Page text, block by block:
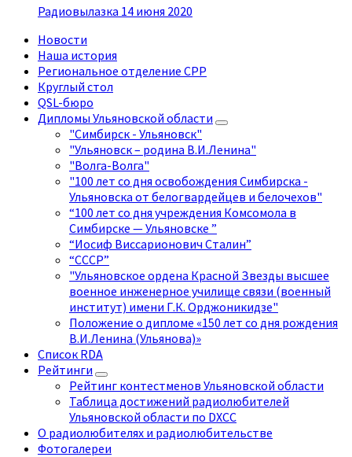
Радиовылазка 14 июня 2020
Новости
Наша история
Региональное отделение СРР
Круглый стол
QSL-бюро
Дипломы Ульяновской области
"Симбирск - Ульяновск"
"Ульяновск – родина В.И.Ленина"
"Волга-Волга"
"100 лет со дня освобождения Симбирска -
Ульяновска от белогвардейцев и белочехов"
“100 лет со дня учреждения Комсомола в
Симбирске — Ульяновске ”
“Иосиф Виссарионович Сталин”
“СССР”
"Ульяновское ордена Красной Звезды высшее
военное инженерное училище связи (военный
институт) имени Г.К. Орджоникидзе"
Положение о дипломе «150 лет со дня рождения
В.И.Ленина (Ульянова)»
Список RDA
Рейтинги
Рейтинг контестменов Ульяновской области
Таблица достижений радиолюбителей
Ульяновской области по DXCC
О радиолюбителях и радиолюбительстве
Фотогалереи